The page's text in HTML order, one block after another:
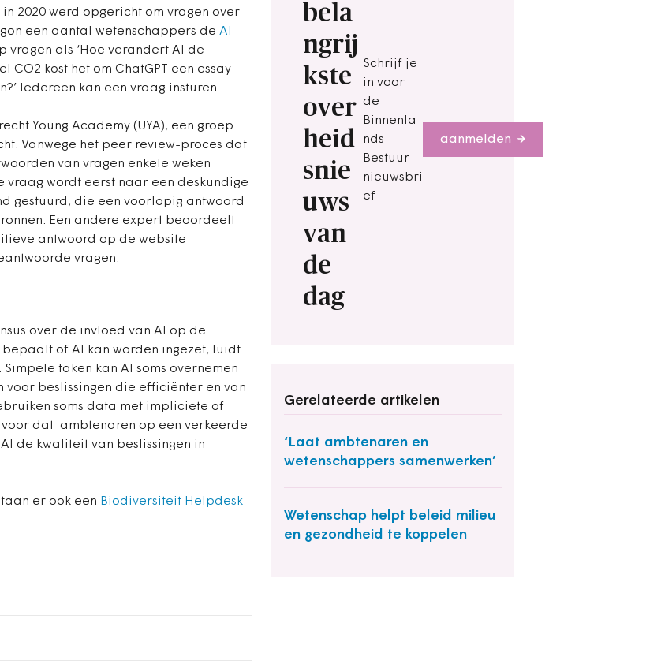
2020 werd opgericht om vragen over
een aantal wetenschappers de AI-
vragen als ‘Hoe verandert AI de
CO2 kost het om ChatGPT een essay
Iedereen kan een vraag insturen.
bela
ngrij
kste
over
heid
snie
uws
van
de
dag
Schrijf je
in voor
de
Binnenla
nds
Bestuur
nieuwsbri
ef
aanmelden
Gerelateerde artikelen
‘Laat ambtenaren en
wetenschappers samenwerken’
Wetenschap helpt beleid milieu
en gezondheid te koppelen
Young Academy (UYA), een groep
Vanwege het peer review-proces dat
van vragen enkele weken
vraag wordt eerst naar een deskundige
gestuurd, die een voorlopig antwoord
Een andere expert beoordeelt
antwoord op de website
vragen.
over de invloed van AI op de
bepaalt of AI kan worden ingezet, luidt
. Simpele taken kan AI soms overnemen
voor beslissingen die efficiënter en van
soms data met impliciete of
dat ambtenaren op een verkeerde
de kwaliteit van beslissingen in
er ook een Biodiversiteit Helpdesk